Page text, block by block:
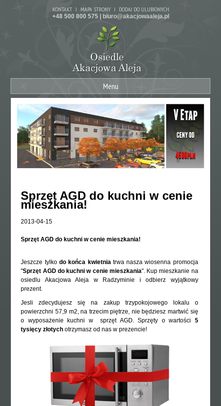
KONTAKT MAPA STRONY DODAJ DO ULUBIONYCH
+48 500 800 575 | biuro@akacjowaaleja.pl
Menu
Sprzęt AGD do kuchni w cenie
mieszkania!
2013-04-15
Sprzęt AGD do kuchni w cenie mieszkania!
Jeszcze tylko do końca kwietniatrwa nasza wiosenna promocja
"Sprzęt AGD do kuchni w cenie mieszkania". Kup mieszkanie na
osiedlu Akacjowa Aleja w Radzyminie i odbierz wyjątkowy
prezent.
Jesli zdecydujesz się na zakup trzypokojowego lokalu o
powierzchni 57,9 m2, na trzecim piętrze, nie będziesz martwić się
o wyposażenie kuchni w sprzęt AGD. Sprzęty o wartości 5
tysięcy złotych otrzymasz od nas w prezencie!